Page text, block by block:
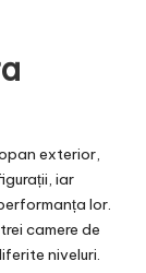
exterior
iar
lor.
camere de
niveluri.